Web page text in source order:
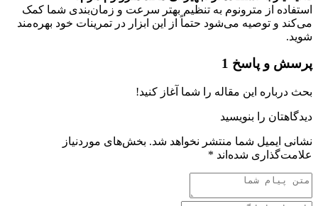
استفاده از مترونوم به تنظیم بهتر سرعت و زمان‌بندی شما کمک
می‌کند و توصیه می‌شود حتماً از این ابزار در تمرینات خود بهره‌مند
شوید.
پرسش و پاسخ 1
بحث درباره این مقاله را شما آغاز کنید!
دیدگاهتان را بنویسید
نشانی ایمیل شما منتشر نخواهد شد. بخش‌های موردنیاز
علامت‌گذاری شده‌اند *